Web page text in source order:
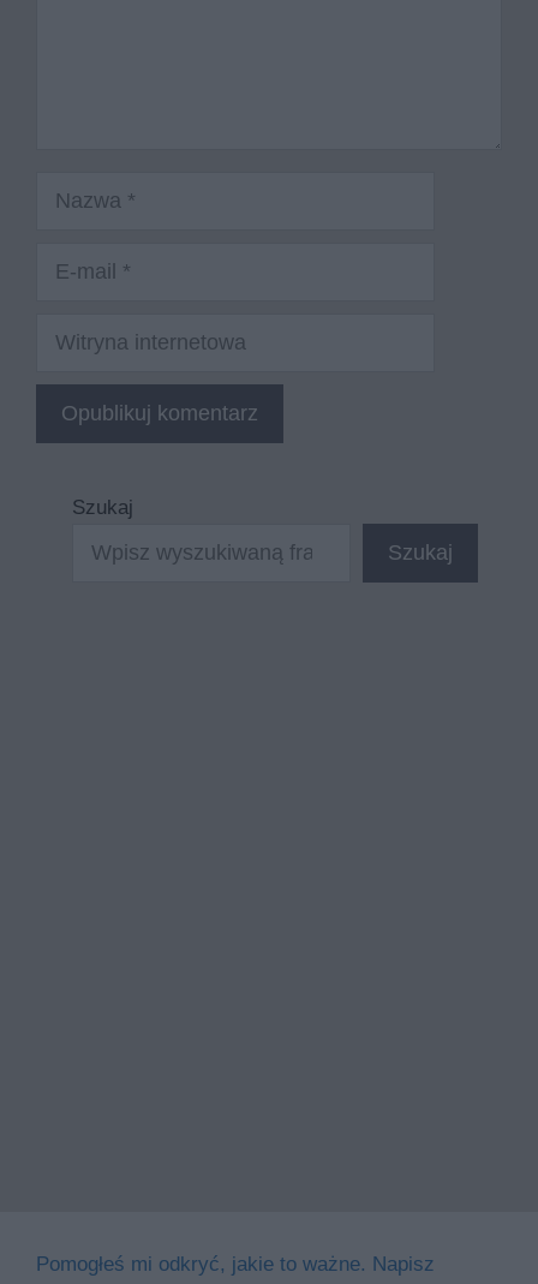
Nazwa
Witryna
Szukaj
Szukaj
Pomogłeś mi odkryć, jakie to ważne. Napisz